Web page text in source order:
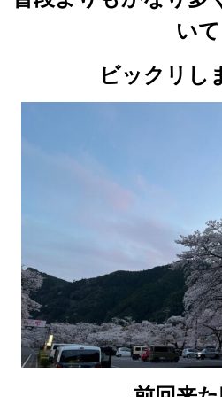
いて
ビックリし